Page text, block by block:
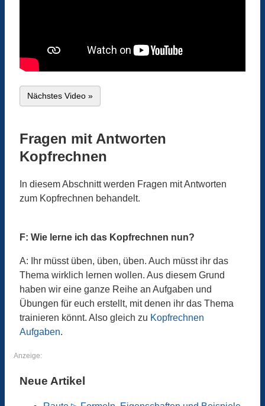
Nächstes Video »
Fragen mit Antworten
Kopfrechnen
In diesem Abschnitt werden Fragen mit Antworten
zum Kopfrechnen behandelt.
F: Wie lerne ich das Kopfrechnen nun?
A: Ihr müsst üben, üben, üben. Auch müsst ihr das
Thema wirklich lernen wollen. Aus diesem Grund
haben wir eine ganze Reihe an Aufgaben und
Übungen für euch erstellt, mit denen ihr das Thema
trainieren könnt. Also gleich zu Kopfrechnen
Aufgaben.
Anzeige:
Neue Artikel